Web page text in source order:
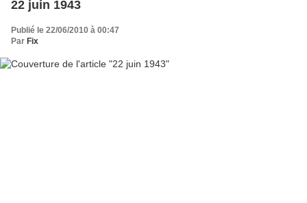
22 juin 1943
Publié le 22/06/2010 à 00:47
Par Fix